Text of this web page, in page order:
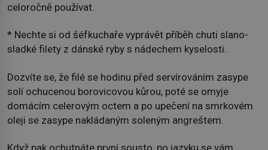
celoročně používat.
* Nechte si od šéfkuchaře vyprávět příběh chuti slano-
sladké filety z dánské ryby s nádechem kyselosti.
Dozvíte se, že filé se hodinu před servírováním zasype
solí ochucenou borovicovou kůrou, poté se omyje
domácím celerovým octem a po upečení na smrkovém
oleji se zasype nakládaným soleným angreštem.